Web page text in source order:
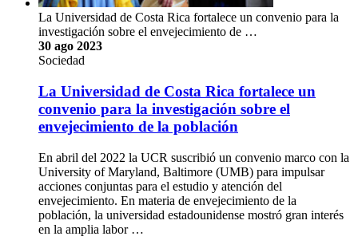
La Universidad de Costa Rica fortalece un convenio para la
investigación sobre el envejecimiento de …
30 ago 2023
Sociedad
La Universidad de Costa Rica fortalece un
convenio para la investigación sobre el
envejecimiento de la población
En abril del 2022 la UCR suscribió un convenio marco con la
University of Maryland, Baltimore (UMB) para impulsar
acciones conjuntas para el estudio y atención del
envejecimiento. En materia de envejecimiento de la
población, la universidad estadounidense mostró gran interés
en la amplia labor …